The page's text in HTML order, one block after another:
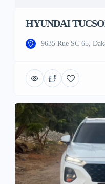
HYUNDAI
9635 Rue SC 65,